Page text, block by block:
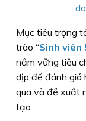
Mục tiêu trọng
trào “Sinh viên
nắm vững tiêu
dịp để đánh giá
qua và đề xuất
tạo.